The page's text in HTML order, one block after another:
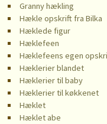
Granny hækling
Hækle opskrift fra Bilka
Hæklede figur
Hæklefeen
Hæklefeens egen
Hæklerier blandet
Hæklerier til baby
Hæklerier til køkkenet
Hæklet
Hæklet abe